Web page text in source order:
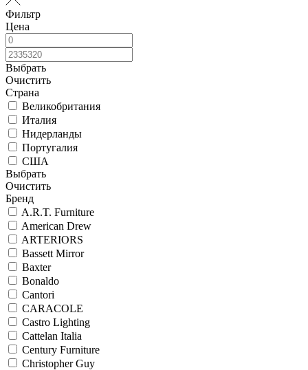
Фильтр
Цена
Выбрать
Очистить
Страна
Великобритания
Италия
Нидерланды
Португалия
США
Выбрать
Очистить
Бренд
A.R.T. Furniture
American Drew
ARTERIORS
Bassett Mirror
Baxter
Bonaldo
Cantori
CARACOLE
Castro Lighting
Cattelan Italia
Century Furniture
Christopher Guy